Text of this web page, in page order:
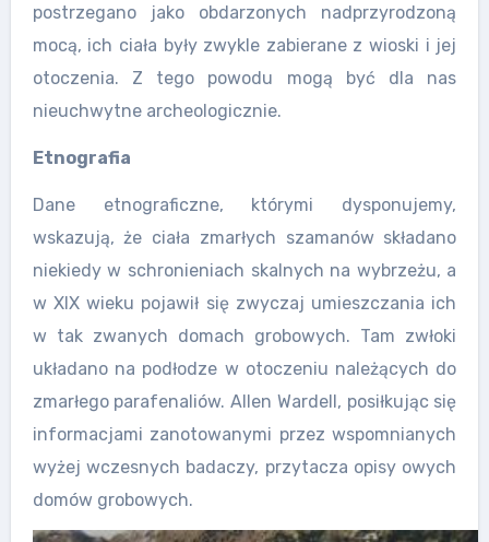
postrzegano jako obdarzonych nadprzyrodzoną
mocą, ich ciała były zwykle zabierane z wioski i jej
otoczenia. Z tego powodu mogą być dla nas
nieuchwytne archeologicznie.
Etnografia
Dane etnograficzne, którymi dysponujemy,
wskazują, że ciała zmarłych szamanów składano
niekiedy w schronieniach skalnych na wybrzeżu, a
w XIX wieku pojawił się zwyczaj umieszczania ich
w tak zwanych domach grobowych. Tam zwłoki
układano na podłodze w otoczeniu należących do
zmarłego parafenaliów. Allen Wardell, posiłkując się
informacjami zanotowanymi przez wspomnianych
wyżej wczesnych badaczy, przytacza opisy owych
domów grobowych.